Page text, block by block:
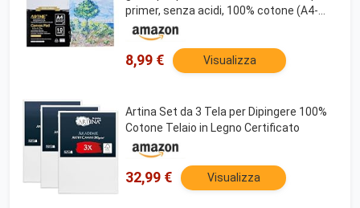
primer, senza acidi, 100% cotone (A4-
1pk)
8,99 € Visualizza
Artina Set da 3 Tela per Dipingere 100%
Cotone Telaio in Legno Certificato
32,99 € Visualizza